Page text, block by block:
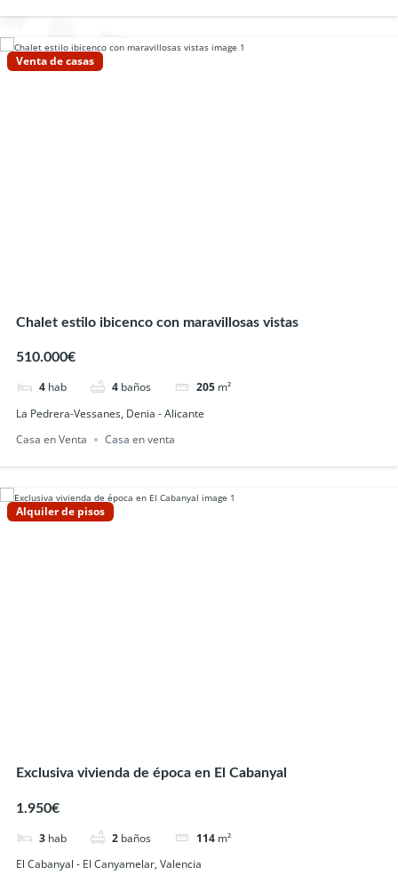
Venta de casas
Chalet estilo ibicenco con maravillosas vistas
510.000€
4 hab 4 baños 205 m²
La Pedrera-Vessanes, Denia - Alicante
Casa en Venta
Casa en venta
Alquiler de pisos
Exclusiva vivienda de época en El Cabanyal
1.950€
3 hab 2 baños 114 m²
El Cabanyal - El Canyamelar, Valencia